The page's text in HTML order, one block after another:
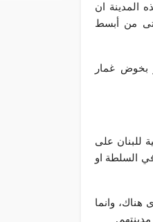
المدينة ان
من أبسط
بخوض غمار
للبنان على
في السلطة او
هناك، وانما